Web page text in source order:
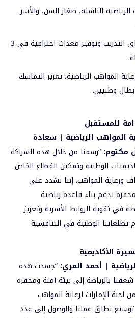
الرياضية الناشئة، صغار السن، والأسر
توسيع نطاق التدريب وتوفير معدات احترافية في 3
المواهب الرياضية، تعزيز التماسك
وطنيين.
للمستقبل
المواهب الرياضية | سعادة
مكتوم: “رسمنا من خلال هذه الشراكة
الوطنية وتمكين القطاع الخاص
ورعاية المواهب. إننا نشدد على
تدعم بناء قاعدة رياضية
في تقوية الروابط الأسرية وتعزيز
تطلعاتنا الوطنية في التنافسية
الأكاديمية
| أحمد المري: “جسدت هذه
بالرياضة إلى بيئة آمنة ومحفزة
لجنة الإمارات لرعاية المواهب
نطاق عملنا والوصول إلى عدد